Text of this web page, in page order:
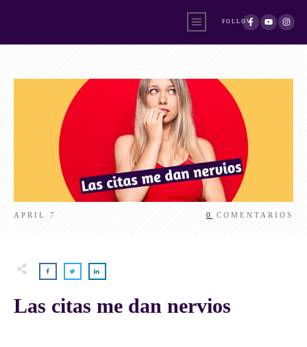
FOLLOW
APRIL 7 0 COMENTARIOS
Las citas me dan nervios